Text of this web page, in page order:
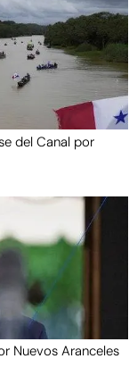
del Canal por
Nuevos Aranceles